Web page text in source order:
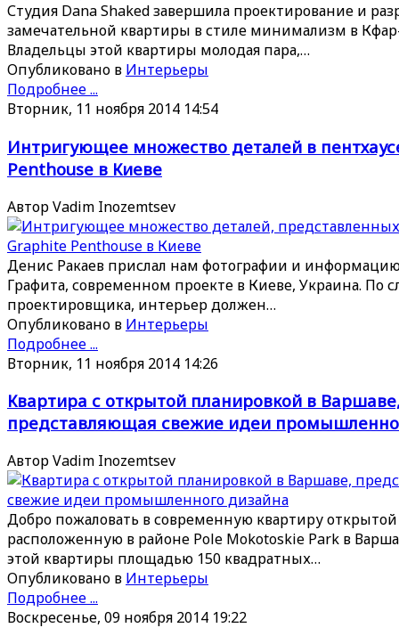
Студия Dana Shaked завершила проектирование и
замечательной квартиры в стиле минимализм в
Владельцы этой квартиры молодая пара,…
Опубликовано в Интерьеры
Подробнее ...
Вторник, 11 ноября 2014 14:54
Интригующее множество деталей в
Penthouse в Киеве
Автор Vadim Inozemtsev
Денис Ракаев прислал нам фотографии и
Графита, современном проекте в Киеве, Украина. По
проектировщика, интерьер должен…
Опубликовано в Интерьеры
Подробнее ...
Вторник, 11 ноября 2014 14:26
Квартира с открытой планировкой в
представляющая свежие идеи
Автор Vadim Inozemtsev
Добро пожаловать в современную квартиру
расположенную в районе Pole Mokotoskie Park в
этой квартиры площадью 150 квадратных…
Опубликовано в Интерьеры
Подробнее ...
Воскресенье, 09 ноября 2014 19:22